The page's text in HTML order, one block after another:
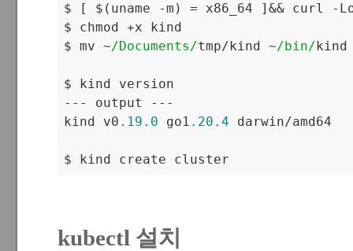
$ [ $(uname -m) = x86_64 ]&& curl
$ chmod +x kind
$ mv ~/Documents/tmp/kind ~/bin/kind
$ kind version
--- output ---
kind v0 .19 .0 go1 .20 .4 darwin/amd64
$ kind create cluster
kubectl 설치